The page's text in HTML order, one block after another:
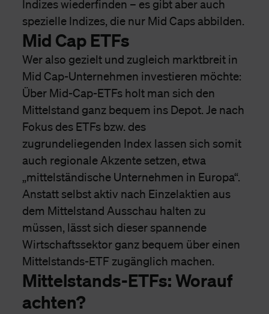
Indizes wiederfinden – es gibt aber auch
spezielle Indizes, die nur Mid Caps abbilden.
Mid Cap ETFs
Wer also gezielt und zugleich marktbreit in
Mid Cap-Unternehmen investieren möchte:
Über Mid-Cap-ETFs holt man sich den
Mittelstand ganz bequem ins Depot. Je nach
Fokus des ETFs bzw. des
zugrundeliegenden Index lassen sich somit
auch regionale Akzente setzen, etwa
„mittelständische Unternehmen in Europa“.
Anstatt selbst aktiv nach Einzelaktien aus
dem Mittelstand Ausschau halten zu
müssen, lässt sich dieser spannende
Wirtschaftssektor ganz bequem über einen
Mittelstands-ETF zugänglich machen.
Mittelstands-ETFs: Worauf
achten?